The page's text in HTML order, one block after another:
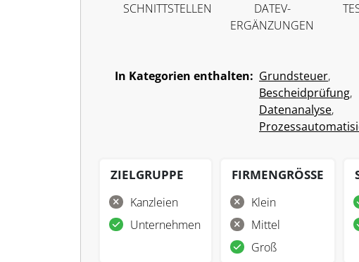
SCHNITTSTELLEN
DATEV-
ERGÄNZUNGEN
In Kategorien enthalten: Grundsteuer,
Bescheidprüfung,
Datenanalyse,
ZIELGRUPPE
Kanzleien
Unternehmen
FIRMENGRÖSSE
Klein
Mittel
Groß